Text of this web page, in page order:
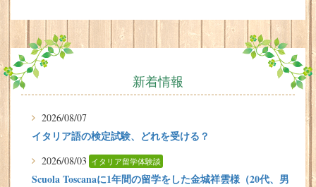
新着情報
2026/08/07
イタリア語の検定試験、どれを受ける？
2026/08/03 イタリア留学体験談
Scuola Toscanaに1年間の留学をした金城祥雲様（20代、男